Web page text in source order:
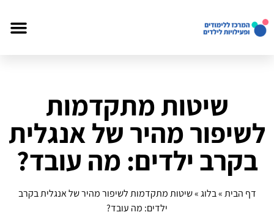
שיטות מתקדמות
לשיפור מהיר של אנגלית
בקרב ילדים: מה עובד?
דף הבית»בלוג»שיטות מתקדמות לשיפור מהיר של אנגלית בקרב
ילדים: מה עובד?